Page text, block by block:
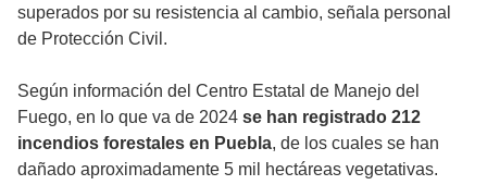
superados por su resistencia al cambio, señala personal
de Protección Civil.
Según información del Centro Estatal de Manejo del
Fuego, en lo que va de 2024 se han registrado 212
incendios forestales en Puebla, de los cuales se han
dañado aproximadamente 5 mil hectáreas vegetativas.